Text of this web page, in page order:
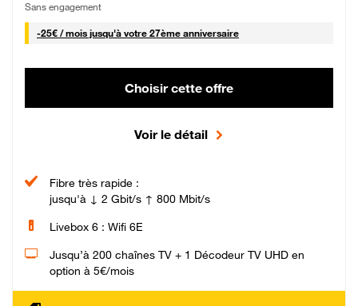
Sans engagement
-25€ / mois25 € par mois
jusqu'à votre 27ème anniversaire
Choisir cette offre
Voir le détail
Fibre très rapide :
jusqu'à ↓ 2 Gbit/s ↑ 800 Mbit/s
Livebox 6 : Wifi 6E
Jusqu’à 200 chaînes TV + 1 Décodeur TV UHD en
option à 5€/mois